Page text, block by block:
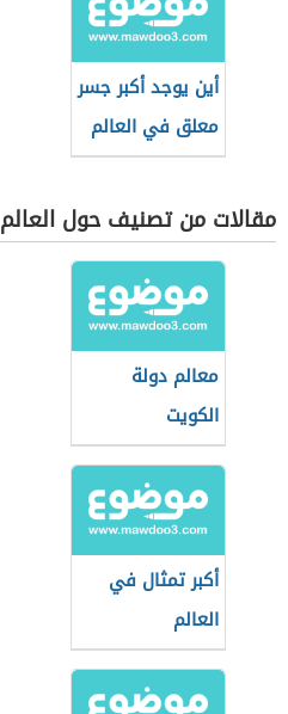
أين يوجد أكبر جسر
معلق في العالم
مقالات من تصنيف حول العالم
معالم دولة
الكويت
أكبر تمثال في
العالم